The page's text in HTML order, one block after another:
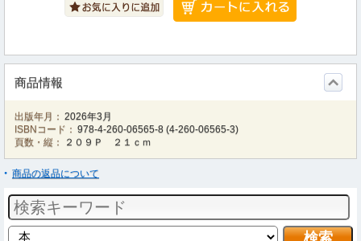
商品情報
出版年月： 2026年3月
ISBNコード： 978-4-260-06565-8 (4-260-06565-3)
頁数・縦：
２０９Ｐ ２１ｃｍ
商品の返品について